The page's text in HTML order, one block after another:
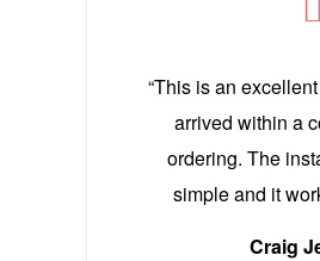
“This is an
arrived within a
ordering. The
simple and it
Craig